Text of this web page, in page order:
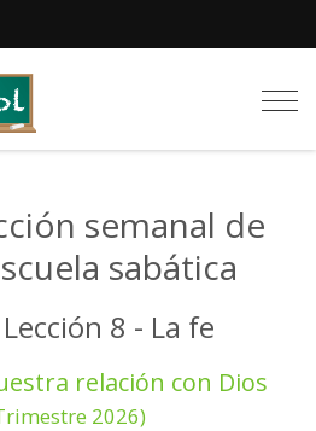
semanal de
sabática
Lección 8 - La fe
relación con Dios
2026)